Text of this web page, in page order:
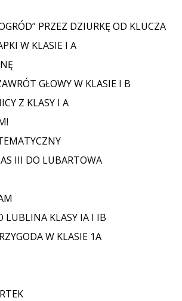
PRZEZ DZIURKĘ OD KLUCZA
W KLASIE I A
GŁOWY W KLASIE I B
Z KLASY I A
III DO LUBARTOWA
LUBLINA KLASY IA I IB
W KLASIE 1A